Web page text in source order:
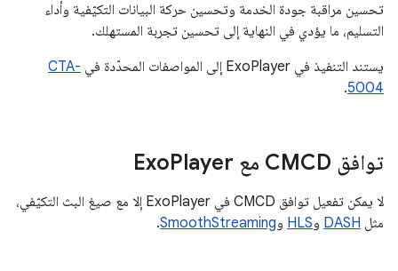
تحسين مراقبة جودة الخدمة وتحسين حركة البيانات التكيّفية وأداء
التسليم، ما يؤدي في النهاية إلى تحسين تجربة المستهلك.
يستند التنفيذ في ExoPlayer إلى المواصفات المحدّدة في
CTA-
5004
.
توافق CMCD مع Exo Player
لا يمكن تفعيل توافق CMCD في ExoPlayer إلا مع صيغ البث التكيّفي،
مثل DASH وHLS وSmoothStreaming
.